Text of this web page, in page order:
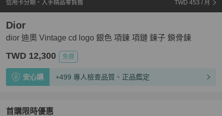
信用卡分期・入手精品零負擔 TWD 453 / 月
dior 迪奧 Vintage cd logo 銀色 項鍊 項鏈 鍊子 鎖骨鍊
Dior
TWD 12,300 免運
安心購 +499 專人檢查品質、正品鑑定
首購限時優惠